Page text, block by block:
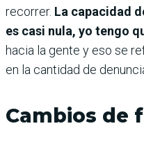
recorrer. La capacidad
es casi nula, yo tengo
hacia la gente y eso se
en la cantidad de
Cambios de